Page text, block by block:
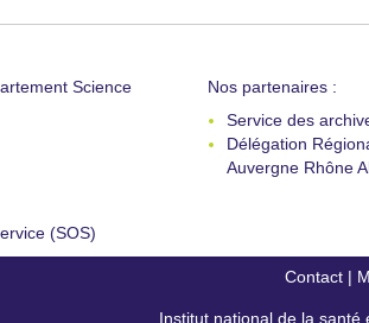
Science
(SOS)
Nos partenaires :
Service des
Délégation
Auvergne Rhône
Contact|
Institut national de la santé